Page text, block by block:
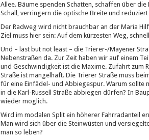
Allee. Bäume spenden Schatten, schaffen über
Schall, verringern die optische Breite und
Der Radweg wird nicht brauchbar an der Maria
Ziel muss hier sein: Auf dem kürzesten Weg,
Und – last but not least – die Trierer-/Mayener
Nebenstraßen da. Zur Zeit haben wir auf einem
und Geschwindigkeit ist die Maxime. Zufahrt zum
Straße ist mangelhaft. Die Trierer Straße muss
für eine Einfädel- und Abbiegespur. Warum sollte
in die Karl-Russell Straße abbiegen dürfen? In
wieder möglich.
Wird im modalen Split ein höherer Fahrradanteil
Man wird sich über die Steinwüsten und
man so leben?